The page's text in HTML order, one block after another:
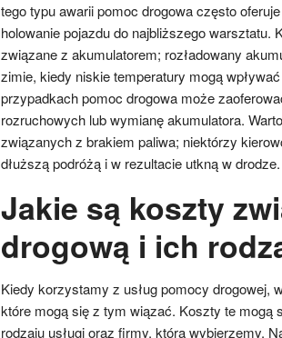
tego typu awarii pomoc drogowa często
holowanie pojazdu do najbliższego
związane z akumulatorem; rozładowany
zimie, kiedy niskie temperatury mogą
przypadkach pomoc drogowa może
rozruchowych lub wymianę akumulatora.
związanych z brakiem paliwa; niektórzy
dłuższą podróżą i w rezultacie utkną w drodze.
Jakie są koszty
drogową i ich
Kiedy korzystamy z usług pomocy drogowej,
które mogą się z tym wiązać. Koszty te mogą
rodzaju usługi oraz firmy, którą wybierzemy.